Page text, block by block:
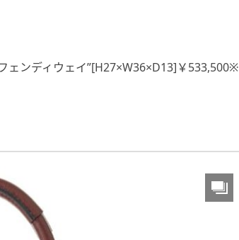
ェンディウェイ”[H27×W36×D13]￥533,500※